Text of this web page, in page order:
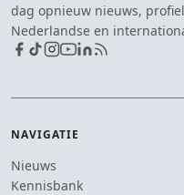
dag opnieuw nieuws,
Nederlandse en
NAVIGATIE
Nieuws
Kennisbank